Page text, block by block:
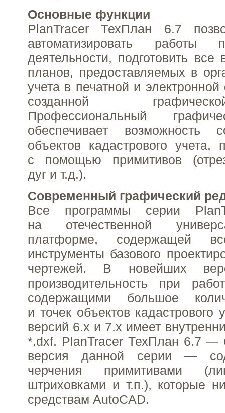
Основные функции
PlanTracer ТехПлан 6.7
автоматизировать работы
деятельности, подготовить все
планов, предоставляемых в
учета в печатной и
созданной
Профессиональный
обеспечивает возможность
объектов кадастрового
с помощью примитивов
дуг и т.д.).
Современный графический
Все программы серии
на отечественной
платформе, содержащей
инструменты базового
чертежей. В новейших
производительность при
содержащими большое
и точек объектов
версий 6.х и 7.х имеет
*.dxf. PlanTracer ТехПлан 6.7 —
версия данной серии —
черчения примитивами
штриховками и т.п.), которые
средствам AutoCAD.